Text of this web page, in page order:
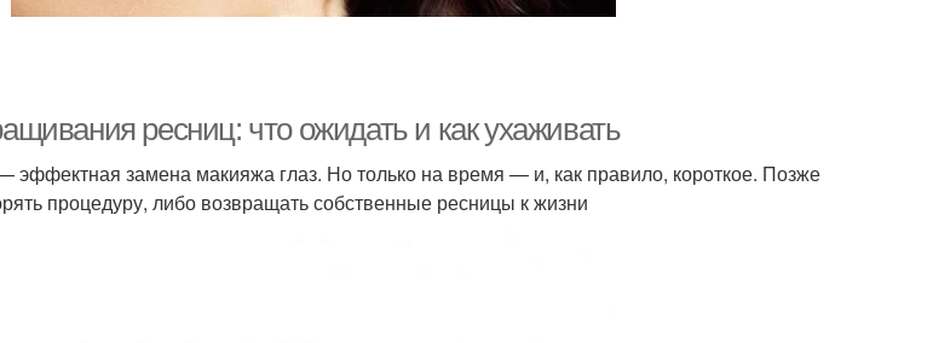
ресниц: что ожидать и как ухаживать
замена макияжа глаз. Но только на время — и, как правило, короткое. Позже
процедуру, либо возвращать собственные ресницы к жизни